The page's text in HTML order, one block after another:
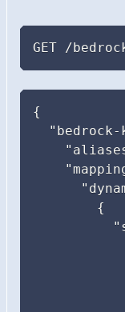
GET /
{
        {